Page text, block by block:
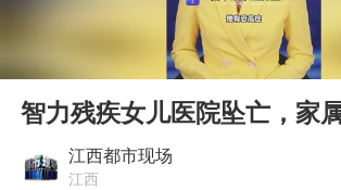
白海豚将正面袭
Play
智力残疾女儿医院坠亡，家
江西都市现场
江西